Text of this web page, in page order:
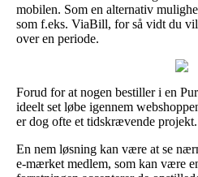
mobilen. Som en alternativ
som f.eks. ViaBill, for så vidt du
over en periode.
Forud for at nogen bestiller i en
ideelt set løbe igennem
er dog ofte et tidskrævende projekt.
En nem løsning kan være at se
e-mærket medlem, som kan være